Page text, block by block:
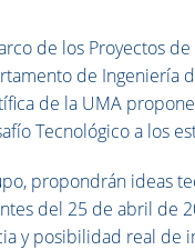
de los Proyectos
de Ingeniería
de la UMA
Tecnológico a los
propondrán ideas
del 25 de abril de
y posibilidad real de